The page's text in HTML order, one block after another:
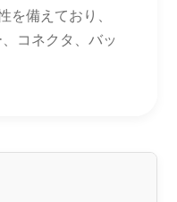
を備えており、
コネクタ、バッ